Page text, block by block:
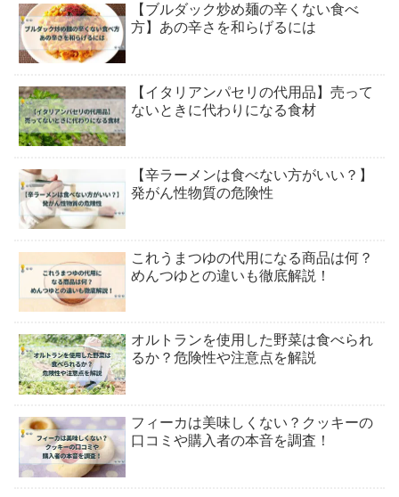
【ブルダック炒め麺の辛くない食べ
方】あの辛さを和らげるには
【イタリアンパセリの代用品】売って
ないときに代わりになる食材
【辛ラーメンは食べない方がいい？】
発がん性物質の危険性
これうまつゆの代用になる商品は何？
めんつゆとの違いも徹底解説！
オルトランを使用した野菜は食べられ
るか？危険性や注意点を解説
フィーカは美味しくない？クッキーの
口コミや購入者の本音を調査！